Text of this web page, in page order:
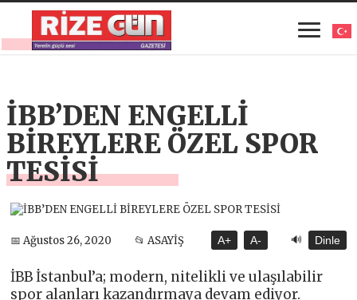
İBB’DEN ENGELLİ
BİREYLERE ÖZEL SPOR
TESİSİ
📅 Ağustos 26, 2020 📂 ASAYİŞ A+ A- 🔊 Dinle
İBB İstanbul’a; modern, nitelikli ve ulaşılabilir
spor alanları kazandırmaya devam ediyor.